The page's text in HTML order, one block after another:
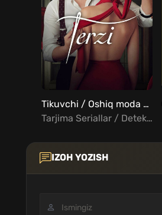
Tikuvchi / Oshiq moda dizayneri Barcha qismlar Uzbek Tilida
Tarjima Seriallar / Detektiv / Drama / Triller / Turk Seriallar Uzbek Tilida
IZOH YOZISH